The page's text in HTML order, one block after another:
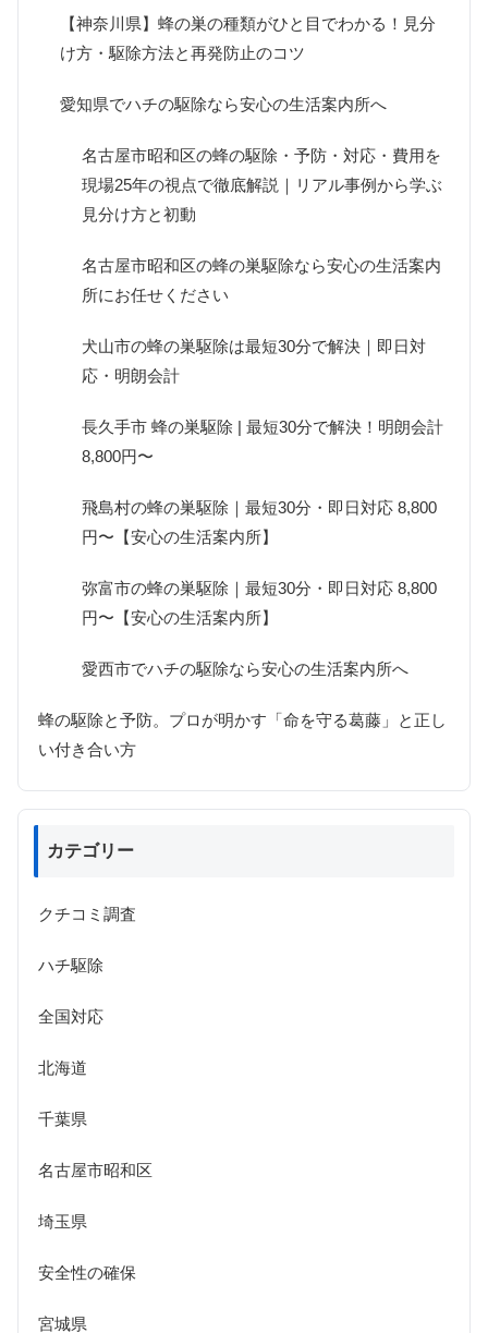
【神奈川県】蜂の巣の種類がひと目でわかる！見分
け方・駆除方法と再発防止のコツ
愛知県でハチの駆除なら安心の生活案内所へ
名古屋市昭和区の蜂の駆除・予防・対応・費用を
現場25年の視点で徹底解説｜リアル事例から学ぶ
見分け方と初動
名古屋市昭和区の蜂の巣駆除なら安心の生活案内
所にお任せください
犬山市の蜂の巣駆除は最短30分で解決｜即日対
応・明朗会計
長久手市 蜂の巣駆除 | 最短30分で解決！明朗会計
8,800円〜
飛島村の蜂の巣駆除｜最短30分・即日対応 8,800
円〜【安心の生活案内所】
弥富市の蜂の巣駆除｜最短30分・即日対応 8,800
円〜【安心の生活案内所】
愛西市でハチの駆除なら安心の生活案内所へ
蜂の駆除と予防。プロが明かす「命を守る葛藤」と正し
い付き合い方
カテゴリー
クチコミ調査
ハチ駆除
全国対応
北海道
千葉県
名古屋市昭和区
埼玉県
安全性の確保
宮城県